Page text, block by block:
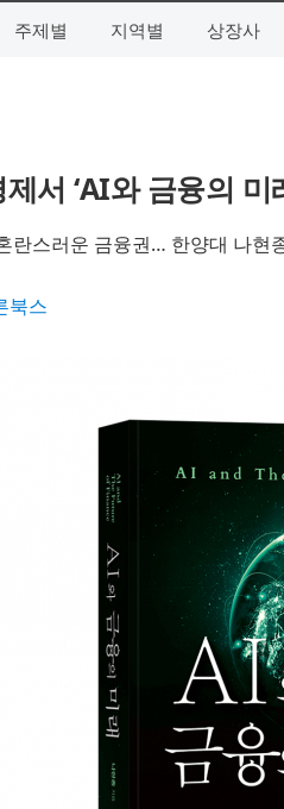
주제별 지역별 상장사
서 ‘AI와 금융의 미
란스러운 금융권… 한양대 나현
북스